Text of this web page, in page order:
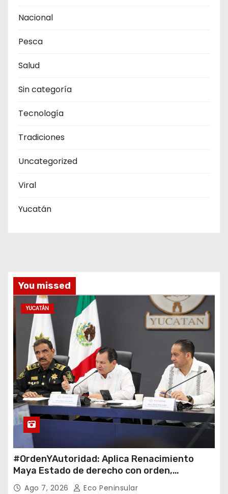
Nacional
Pesca
Salud
Sin categoría
Tecnología
Tradiciones
Uncategorized
Viral
Yucatán
You missed
YUCATÁN
#OrdenYAutoridad: Aplica Renacimiento
Maya Estado de derecho con orden,
coordinación y saldo blanco
Ago 7, 2026 Eco Peninsular